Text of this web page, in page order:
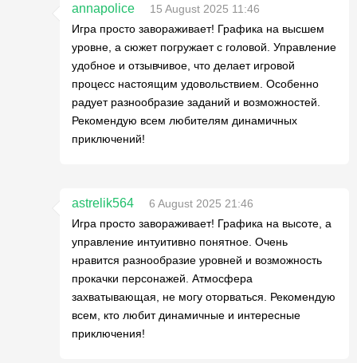
annapolice
15 August 2025 11:46
Игра просто завораживает! Графика на высшем
уровне, а сюжет погружает с головой. Управление
удобное и отзывчивое, что делает игровой
процесс настоящим удовольствием. Особенно
радует разнообразие заданий и возможностей.
Рекомендую всем любителям динамичных
приключений!
astrelik564
6 August 2025 21:46
Игра просто завораживает! Графика на высоте, а
управление интуитивно понятное. Очень
нравится разнообразие уровней и возможность
прокачки персонажей. Атмосфера
захватывающая, не могу оторваться. Рекомендую
всем, кто любит динамичные и интересные
приключения!